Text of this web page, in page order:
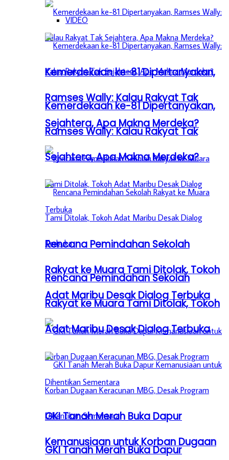
Kemerdekaan ke-81 Dipertanyakan,
Ramses Wally: Kalau Rakyat Tak
Sejahtera, Apa Makna Merdeka?
Rencana Pemindahan Sekolah
Rakyat ke Muara Tami Ditolak, Tokoh
Adat Maribu Desak Dialog Terbuka
GKI Tanah Merah Buka Dapur
Kemanusiaan untuk Korban Dugaan
VIDEO
Kemerdekaan ke-81 Dipertanyakan,
Ramses Wally: Kalau Rakyat Tak
Sejahtera, Apa Makna Merdeka?
Rencana Pemindahan Sekolah
Rakyat ke Muara Tami Ditolak, Tokoh
Adat Maribu Desak Dialog Terbuka
GKI Tanah Merah Buka Dapur